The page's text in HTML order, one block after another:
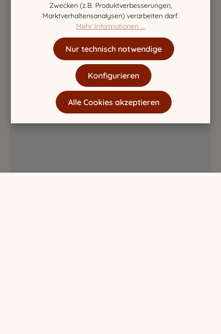
Zwecken (z.B. Produktverbesserungen,
Marktverhaltensanalysen) verarbeiten darf.
Mehr Informationen ...
Nur technisch notwendige
Konfigurieren
Alle Cookies akzeptieren